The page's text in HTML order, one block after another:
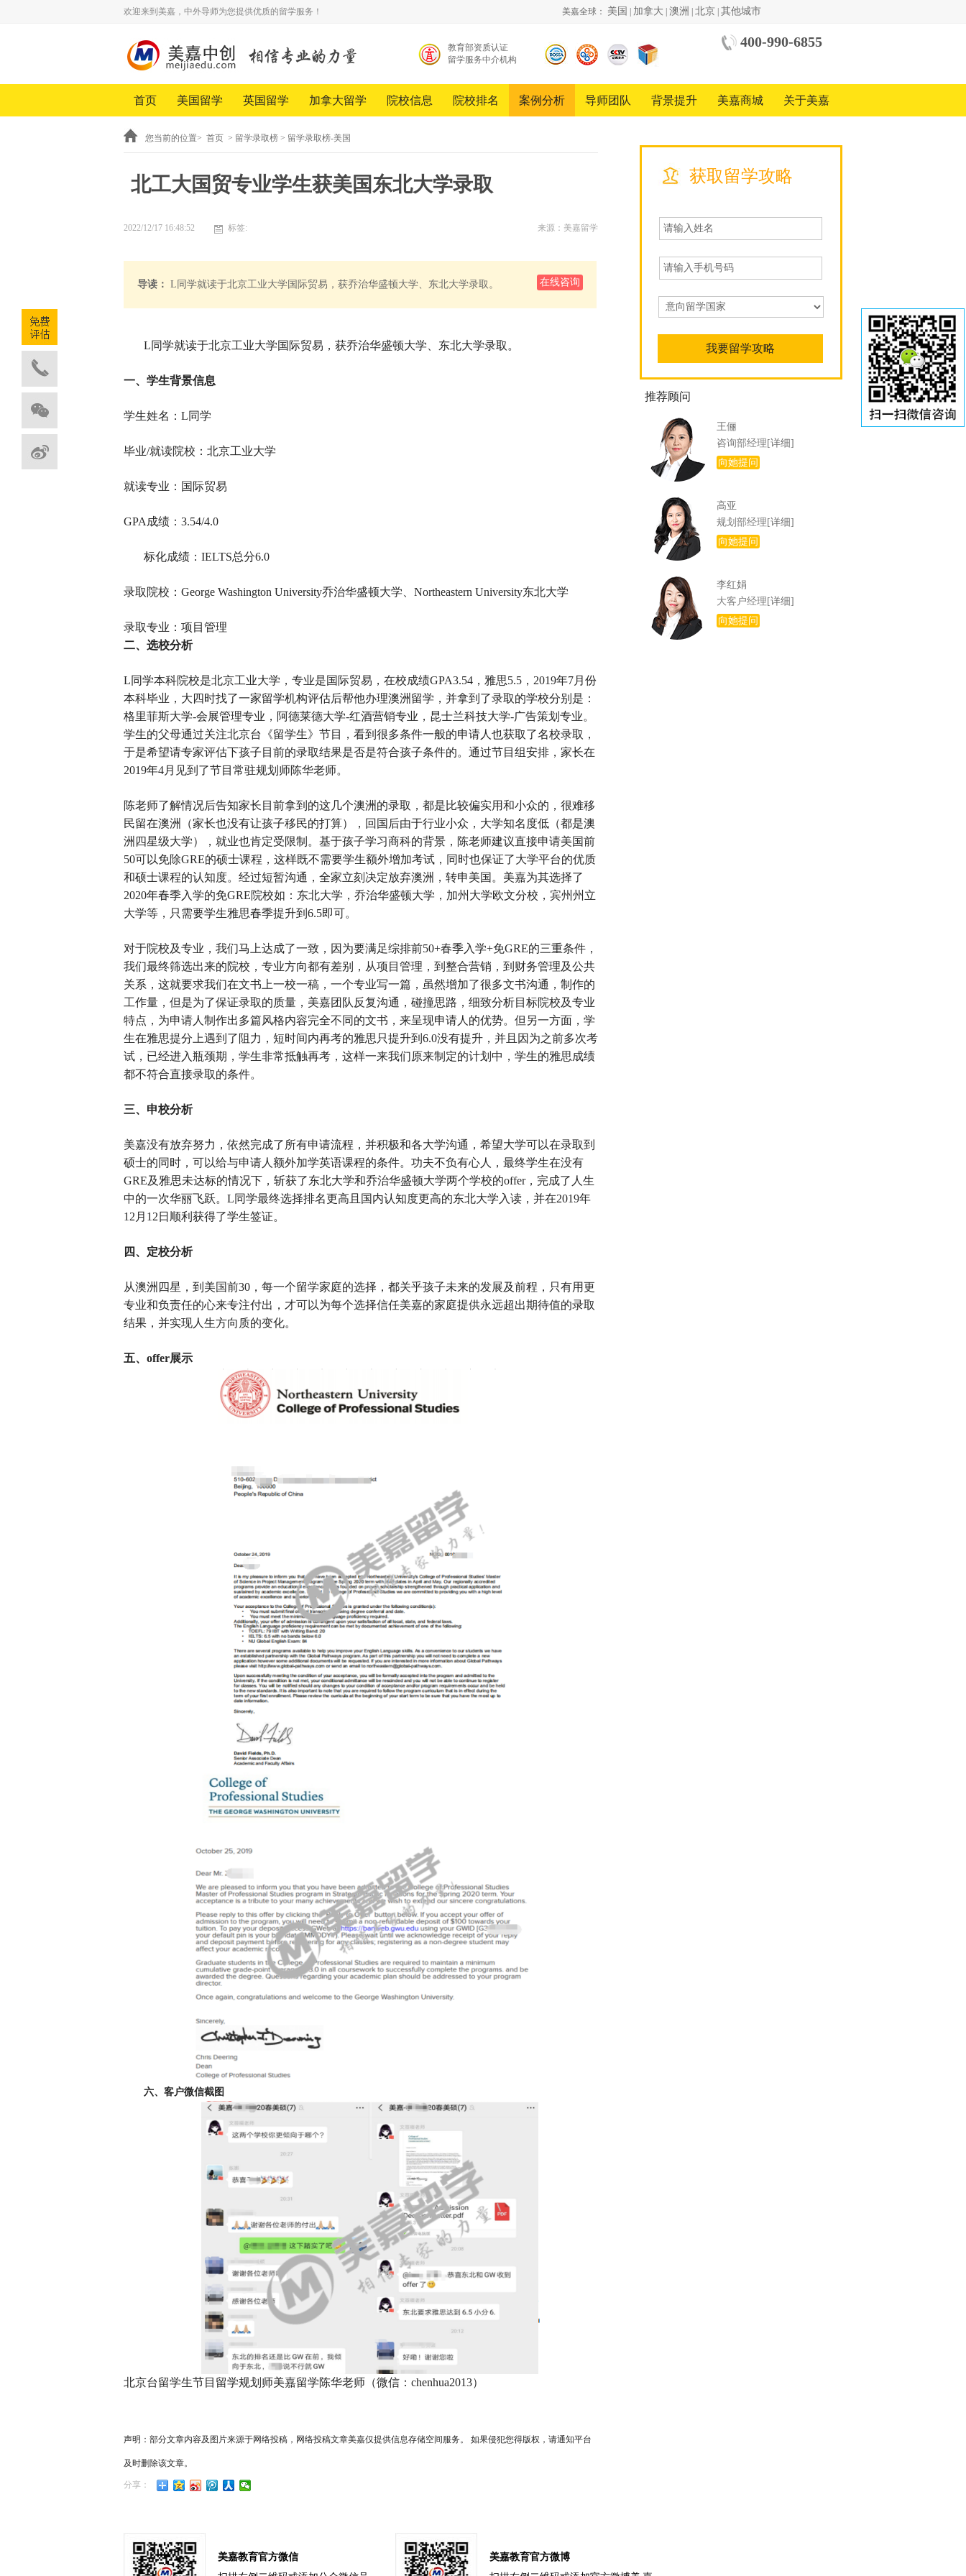
欢迎来到美嘉，中外导师为您提供优质的留学服务！ 美嘉全球： 美国 加拿大 澳洲 北京 其他城市
400-990-6855
教育部资质认证
留学服务中介机构
留学
服务
行业
品牌
创新
发展
越》
栏目
合作
国际
教育
基金
地区
首页 美国留学 英国留学 加拿大留学 院校信息 院校排名 案例分析 导师团队 背景提升 美嘉商城 关于美嘉
您当前的位置> 首页 > 留学录取榜 > 留学录取榜-美国
北工大国贸专业学生获美国东北大学录取
2022/12/17 16:48:52 标签: 来源：美嘉留学
导读： L同学就读于北京工业大学国际贸易，获乔治华盛顿大学、东北大学录取。 在线咨询
L同学就读于北京工业大学国际贸易，获乔治华盛顿大学、东北大学录取。
一、学生背景信息
学生姓名：L同学
毕业/就读院校：北京工业大学
就读专业：国际贸易
GPA成绩：3.54/4.0
标化成绩：IELTS总分6.0
录取院校：George Washington University乔治华盛顿大学、Northeastern University东北大学
录取专业：项目管理
二、选校分析
L同学本科院校是北京工业大学，专业是国际贸易，在校成绩GPA3.54，雅思5.5，2019年7月份
本科毕业，大四时找了一家留学机构评估后帮他办理澳洲留学，并拿到了录取的学校分别是：
格里菲斯大学-会展管理专业，阿德莱德大学-红酒营销专业，昆士兰科技大学-广告策划专业。
学生的父母通过关注北京台《留学生》节目，看到很多条件一般的申请人也获取了名校录取，
于是希望请专家评估下孩子目前的录取结果是否是符合孩子条件的。通过节目组安排，家长在
2019年4月见到了节目常驻规划师陈华老师。
陈老师了解情况后告知家长目前拿到的这几个澳洲的录取，都是比较偏实用和小众的，很难移
民留在澳洲（家长也没有让孩子移民的打算），回国后由于行业小众，大学知名度低（都是澳
洲四星级大学），就业也肯定受限制。基于孩子学习商科的背景，陈老师建议直接申请美国前
50可以免除GRE的硕士课程，这样既不需要学生额外增加考试，同时也保证了大学平台的优质
和硕士课程的认知度。经过短暂沟通，全家立刻决定放弃澳洲，转申美国。美嘉为其选择了
2020年春季入学的免GRE院校如：东北大学，乔治华盛顿大学，加州大学欧文分校，宾州州立
大学等，只需要学生雅思春季提升到6.5即可。
对于院校及专业，我们马上达成了一致，因为要满足综排前50+春季入学+免GRE的三重条件，
我们最终筛选出来的院校，专业方向都有差别，从项目管理，到整合营销，到财务管理及公共
关系，这就要求我们在文书上一校一稿，一个专业写一篇，虽然增加了很多文书沟通，制作的
工作量，但是为了保证录取的质量，美嘉团队反复沟通，碰撞思路，细致分析目标院校及专业
特点，为申请人制作出多篇风格内容完全不同的文书，来呈现申请人的优势。但另一方面，学
生在雅思提分上遇到了阻力，短时间内再考的雅思只提升到6.0没有提升，并且因为之前多次考
试，已经进入瓶颈期，学生非常抵触再考，这样一来我们原来制定的计划中，学生的雅思成绩
都不符合直接录取的条件。
三、申校分析
美嘉没有放弃努力，依然完成了所有申请流程，并积极和各大学沟通，希望大学可以在录取到
硕士的同时，可以给与申请人额外加学英语课程的条件。功夫不负有心人，最终学生在没有
GRE及雅思未达标的情况下，斩获了东北大学和乔治华盛顿大学两个学校的offer，完成了人生
中的一次华丽飞跃。L同学最终选择排名更高且国内认知度更高的东北大学入读，并在2019年
12月12日顺利获得了学生签证。
四、定校分析
从澳洲四星，到美国前30，每一个留学家庭的选择，都关乎孩子未来的发展及前程，只有用更
专业和负责任的心来专注付出，才可以为每个选择信任美嘉的家庭提供永远超出期待值的录取
结果，并实现人生方向质的变化。
五、offer展示
六、客户微信截图
北京台留学生节目留学规划师美嘉留学陈华老师（微信：chenhua2013）
声明：部分文章内容及图片来源于网络投稿，网络投稿文章美嘉仅提供信息存储空间服务。 如果侵犯您得版权，请通知平台
及时删除该文章。
分享：
美嘉教育官方微信
美嘉教育官方微博
获取留学攻略
推荐顾问
王俪
咨询部经理 [详细]
向她提问
高亚
规划部经理 [详细]
向她提问
李红娟
大客户经理 [详细]
向她提问